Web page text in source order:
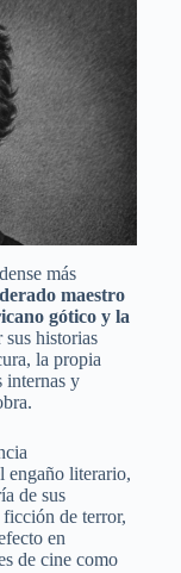
más
maestro
gótico y la
historias
la propia
internas y
engaño literario,
de sus
de terror,
en
de cine como